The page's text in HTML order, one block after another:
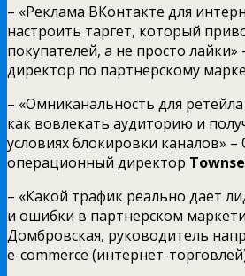
– «Реклама ВКонтакте для
настроить таргет, который
покупателей, а не просто лайки»
директор по партнерскому
– «Омниканальность для
как вовлекать аудиторию и
условиях блокировки каналов»
операционный директор
– «Какой трафик реально дает
и ошибки в партнерском
Домбровская, руководитель
e-commerce (интернет-